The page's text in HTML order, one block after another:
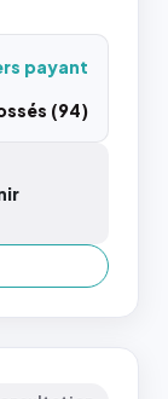
payant
(94)